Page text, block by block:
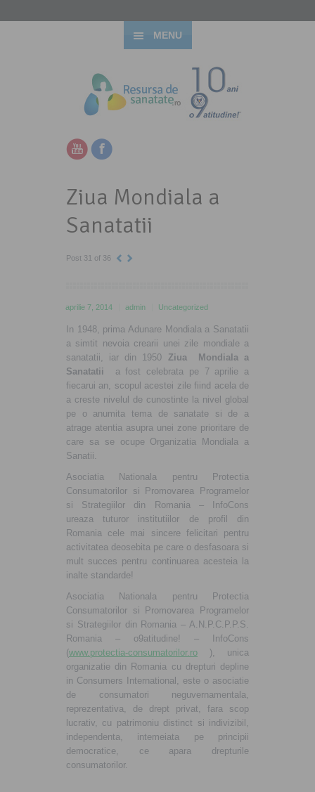
MENU
Ziua Mondiala a
Sanatatii
Post 31 of 36
aprilie 7, 2014 admin Uncategorized
In 1948, prima Adunare Mondiala a Sanatatii
a simtit nevoia crearii unei zile mondiale a
sanatatii, iar din 1950 Ziua Mondiala a
Sanatatii
a fost celebrata pe 7 aprilie a
fiecarui an, scopul acestei zile fiind acela de
a creste nivelul de cunostinte la nivel global
pe o anumita tema de sanatate si de a
atrage atentia asupra unei zone prioritare de
care sa se ocupe Organizatia Mondiala a
Sanatii.
Asociatia Nationala pentru Protectia
Consumatorilor si Promovarea Programelor
si Strategiilor din Romania – InfoCons
ureaza tuturor institutiilor de profil din
Romania cele mai sincere felicitari pentru
activitatea deosebita pe care o desfasoara si
mult succes pentru continuarea acesteia la
inalte standarde!
Asociatia Nationala pentru Protectia
Consumatorilor si Promovarea Programelor
si Strategiilor din Romania – A.N.P.C.P.P.S.
Romania – o9atitudine! – InfoCons
(www.protectia-consumatorilor.ro ), unica
organizatie din Romania cu drepturi depline
in Consumers International, este o asociatie
de consumatori neguvernamentala,
reprezentativa, de drept privat, fara scop
lucrativ, cu patrimoniu distinct si indivizibil,
independenta, intemeiata pe principii
democratice, ce apara drepturile
consumatorilor.